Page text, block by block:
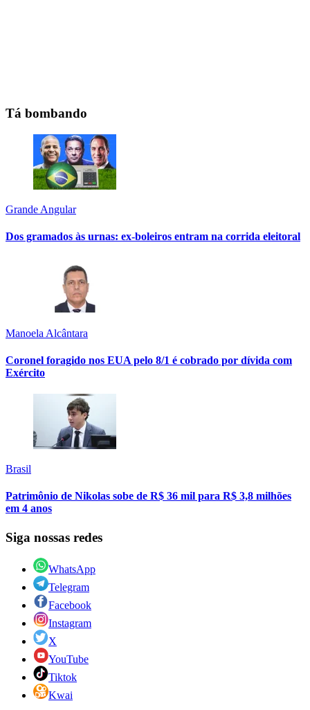
Tá bombando
Grande Angular
Dos gramados às urnas: ex-boleiros entram na corrida eleitoral
Manoela Alcântara
Coronel foragido nos EUA pelo 8/1 é cobrado por dívida com
Exército
Brasil
Patrimônio de Nikolas sobe de R$ 36 mil para R$ 3,8 milhões
em 4 anos
Siga nossas redes
WhatsApp
Telegram
Facebook
Instagram
X
YouTube
Tiktok
Kwai